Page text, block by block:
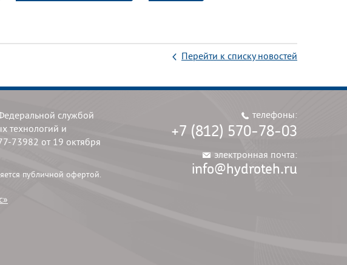
Перейти к списку новостей
службой
технологий и
73982 от 19 октября
публичной офертой.
телефоны:
+7 (812) 570-78-03
электронная почта:
info@hydroteh.ru